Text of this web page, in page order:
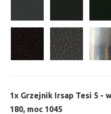
1x Grzejnik Irsap Tesi 5 -
180, moc 1045